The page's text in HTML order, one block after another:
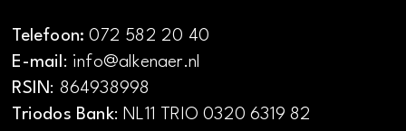
Telefoon:072 582 20 40
E-mail: info@alkenaer.nl
RSIN: 864938998
Triodos Bank: NL11 TRIO 0320 6319 82